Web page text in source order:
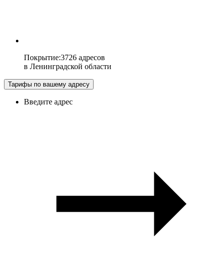
Покрытие:3726 адресов
в Ленинградской области
Тарифы по вашему адресу
Введите адрес